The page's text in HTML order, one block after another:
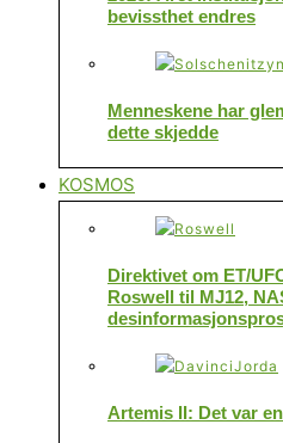
bevissthet endres
Menneskene har
dette skjedde
KOSMOS
Direktivet om ET/
Roswell til MJ12,
Artemis II: Det var